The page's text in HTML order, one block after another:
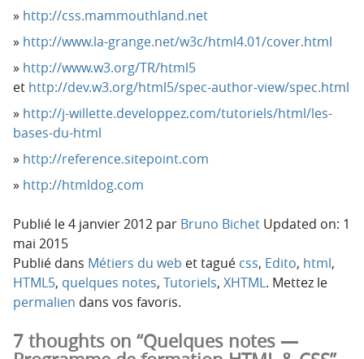
http://css.mammouthland.net
http://www.la-grange.net/w3c/html4.01/cover.html
http://www.w3.org/TR/html5
et http://dev.w3.org/html5/spec-author-view/spec.html
http://j-willette.developpez.com/tutoriels/html/les-
bases-du-html
http://reference.sitepoint.com
http://htmldog.com
Publié le4 janvier 2012 par Bruno Bichet Updated on: 1
mai 2015
Publié dans Métiers du web et tagué css, Edito, html,
HTML5, quelques notes, Tutoriels, XHTML. Mettez le
permalien dans vos favoris.
7 thoughts on “Quelques notes —